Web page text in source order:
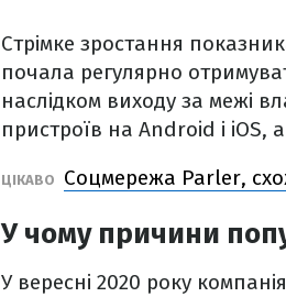
Стрімке зростання
почала регулярно
наслідком виходу за межі
пристроїв на Android і
ЦІКАВО Соцмережа Parler,
У чому причини
У вересні 2020 року